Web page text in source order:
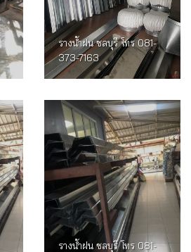
รางน้ำฝน ชลบุรี โทร 081-
373-7163
รางน้ำฝน ชลบุรี โทร 081-